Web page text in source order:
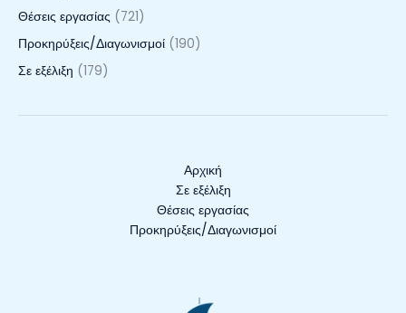
Θέσεις εργασίας (721)
Προκηρύξεις/Διαγωνισμοί (190)
Σε εξέλιξη (179)
Αρχική
Σε εξέλιξη
Θέσεις εργασίας
Προκηρύξεις/Διαγωνισμοί